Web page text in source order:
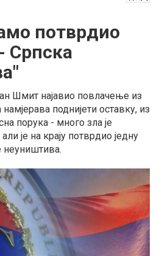
потврдио
Српска
Шмит најавио повлачење из
поднијети оставку, из
порука - много зла је
је на крају потврдио једну
неуништива.